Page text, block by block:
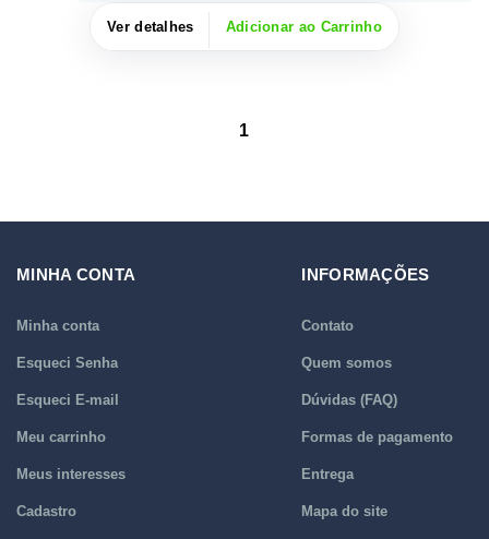
Ver detalhes Adicionar ao Carrinho
1
MINHA CONTA
Minha conta
Esqueci Senha
Esqueci E-mail
Meu carrinho
Meus interesses
Cadastro
INFORMAÇÕES
Contato
Quem somos
Dúvidas (FAQ)
Formas de pagamento
Entrega
Mapa do site